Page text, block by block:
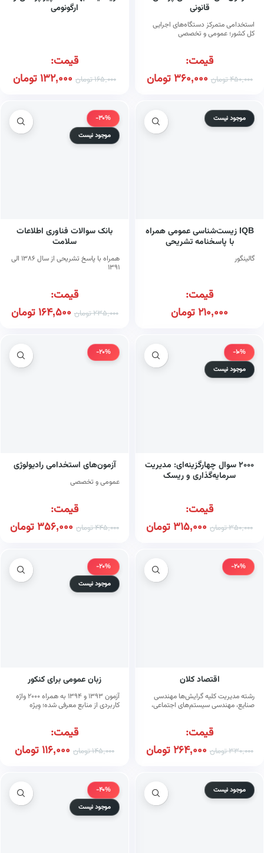
قانونی
استخدامی متمرکز دستگاه‌های اجرایی
کل کشور؛ عمومی و تخصصی
قیمت:
450,000تومان 360,000تومان
ارگونومی
قیمت:
165,000تومان 132,000تومان
موجود نیست
IQB زیست‌شناسی عمومی همراه
با پاسخنامه تشریحی
گالینگور
قیمت:
210,000تومان
-30%
موجود نیست
بانک سوالات فناوری اطلاعات
سلامت
همراه با پاسخ تشریحی از سال ۱۳۸۶ الی
۱۳۹۱
قیمت:
235,000تومان 164,500تومان
-10%
موجود نیست
۲۰۰۰ سوال چهارگزینه‌ای: مدیریت
سرمایه‌گذاری و ریسک
قیمت:
350,000تومان 315,000تومان
-20%
آزمون‌های استخدامی رادیولوژی
عمومی و تخصصی
قیمت:
445,000تومان 356,000تومان
-20%
اقتصاد کلان
رشته مدیریت کلیه گرایش‌ها مهندسی
صنایع، مهندسی سیستم‌های اجتماعی،
قیمت:
330,000تومان 264,000تومان
-20%
موجود نیست
زبان عمومی برای کنکور
آزمون ۱۳۹۳ و ۱۳۹۴ به همراه ۲۰۰۰ واژه
کاربردی از منابع معرفی شده؛ وِیژه
قیمت:
145,000تومان 116,000تومان
موجود نیست
-40%
موجود نیست